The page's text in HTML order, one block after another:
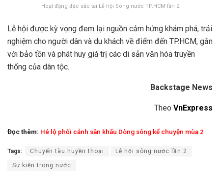
Hoạt động đặc sắc tại Lễ hội Sông nước TP.HCM lần 2
Lễ hội được kỳ vọng đem lại nguồn cảm hứng khám phá, trải
nghiệm cho người dân và du khách về điểm đến TP.HCM, gắn
với bảo tồn và phát huy giá trị các di sản văn hóa truyền
thống của dân tộc.
Backstage News
Theo VnExpress
Đọc thêm: Hé lộ phối cảnh sân khấu Dòng sông kể chuyện mùa 2
Tags: Chuyến tàu huyền thoại Lễ hội sông nước lần 2
Sự kiện trong nước